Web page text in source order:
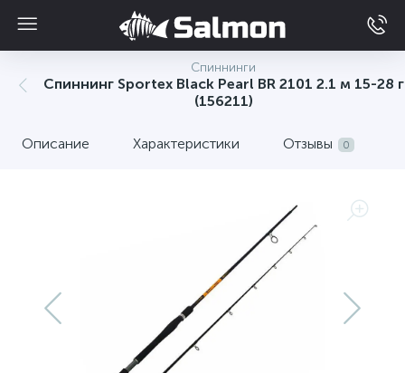
Спиннинги
Спиннинг Sportex Black Pearl BR 2101 2.1 м 15-28 г
(156211)
Описание Характеристики Отзывы 0